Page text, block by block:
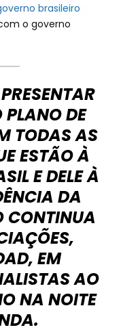
brasileiro
o governo
DE
TODAS AS
ESTÃO À
E DELE À
DA
CONTINUA
EM
AO
NA NOITE